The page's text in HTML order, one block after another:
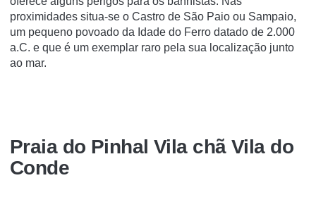
proximidades situa-se o Castro de São Paio ou Sampaio,
um pequeno povoado da Idade do Ferro datado de 2.000
a.C. e que é um exemplar raro pela sua localização junto
ao mar.
Praia do Pinhal Vila chã Vila do
Conde